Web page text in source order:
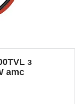
з
amc